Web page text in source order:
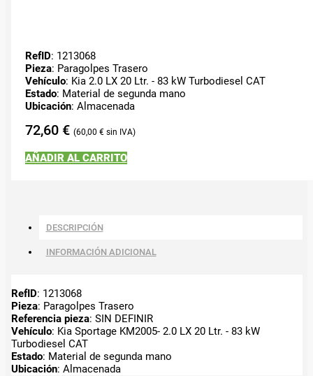
RefID: 1213068
Pieza: Paragolpes Trasero
Vehículo: Kia 2.0 LX 20 Ltr. - 83 kW Turbodiesel CAT
Estado: Material de segunda mano
Ubicación: Almacenada
72,60 € 60,00 €
AÑADIR AL CARRITO
DESCRIPCIÓN
INFORMACIÓN ADICIONAL
RefID: 1213068
Pieza: Paragolpes Trasero
Referencia pieza: SIN DEFINIR
Vehículo: Kia Sportage KM2005- 2.0 LX 20 Ltr. - 83 kW
Turbodiesel CAT
Estado: Material de segunda mano
Ubicación: Almacenada